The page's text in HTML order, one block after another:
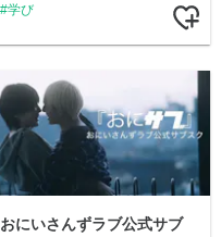
学び
おにいさんずラブ公式サブ